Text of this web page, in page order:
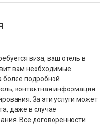
виза, ваш отель в
вам необходимые
более подробной
контактная информация
За эти услуги может
даже в случае
Все договоренности